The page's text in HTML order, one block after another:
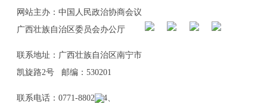
网站主办：中国人民政治协商会议
广西壮族自治区委员会办公厅
联系地址：广西壮族自治区南宁市
凯旋路2号 邮编：530201
联系电话：0771-8802114、